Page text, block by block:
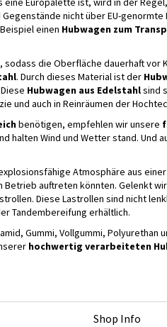
nicht über EU-
einen Hubwagen zum
, sodass die Oberfläche dauerhaft vor
. Durch dieses Material ist der
Hubwagen aus Edelstahlsind
und auch in Reinräumen der
benötigen, empfehlen wir unsere
halten Wind und Wetter stand. Und
Atmosphäre aus
auftreten könnten. Gelenkt
Diese Lastrollen sind nicht
Tandembereifung erhältlich.
Gummi, Vollgummi, Polyurethan
hochwertig verarbeiteten
Shop Info